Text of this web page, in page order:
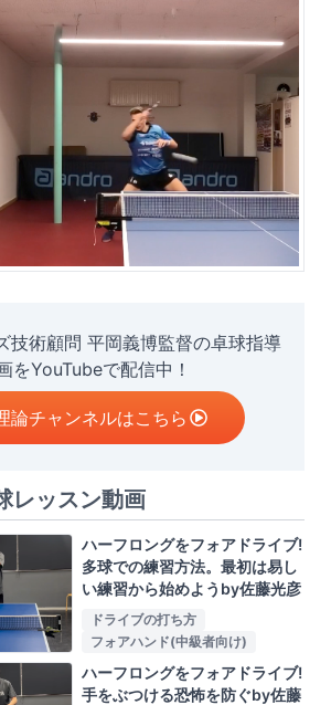
技術顧問 平岡義博監督の卓球指導
をYouTubeで配信中！
論チャンネルはこちら
レッスン動画
ハーフロングをフォアドライブ!
多球での練習方法。最初は易し
い練習から始めようby佐藤光彦
ドライブの打ち方
フォアハンド(中級者向け)
ハーフロングをフォアドライブ!
手をぶつける恐怖を防ぐby佐藤